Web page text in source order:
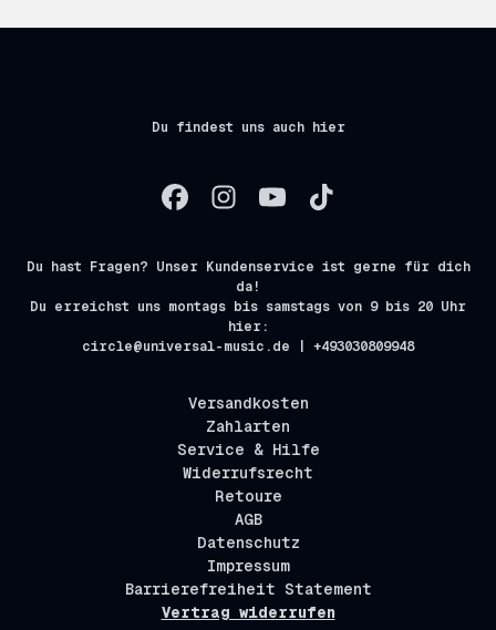
Du findest uns auch hier
Du hast Fragen? Unser Kundenservice ist gerne für dich
da!
Du erreichst uns montags bis samstags von 9 bis 20 Uhr
hier:
circle@universal-music.de | +493030809948
Versandkosten
Zahlarten
Service & Hilfe
Widerrufsrecht
Retoure
AGB
Datenschutz
Impressum
Barrierefreiheit Statement
Vertrag widerrufen